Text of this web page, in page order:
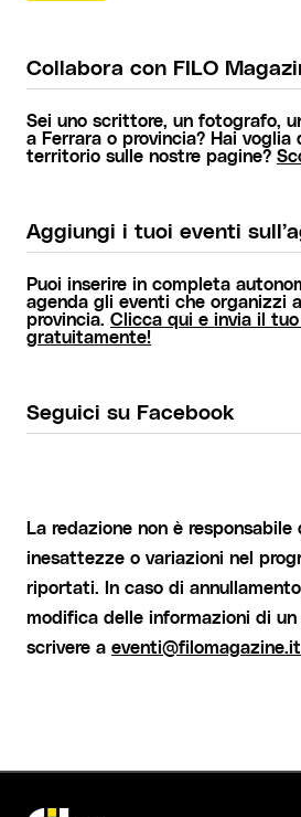
Collabora con FILO
Sei uno scrittore, un fotografo,
a Ferrara o provincia? Hai voglia
territorio sulle nostre pagine?
Aggiungi i tuoi eventi
Puoi inserire in completa
agenda gli eventi che organizzi
provincia. Clicca qui e invia il
gratuitamente!
Seguici su Facebook
La redazione non è responsabile
inesattezze o variazioni nel
riportati. In caso di
modifica delle informazioni di
scrivere a eventi@filomagazine.it